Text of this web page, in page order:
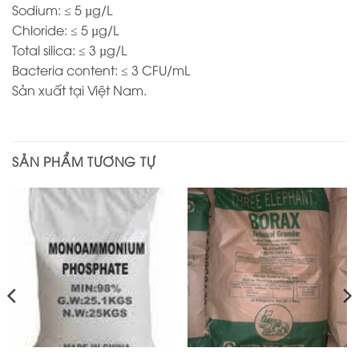
Sodium: ≤ 5 µg/L
Chloride: ≤ 5 µg/L
Total silica: ≤ 3 µg/L
Bacteria content: ≤ 3 CFU/mL
Sản xuất tại Việt Nam.
SẢN PHẨM TƯƠNG TỰ